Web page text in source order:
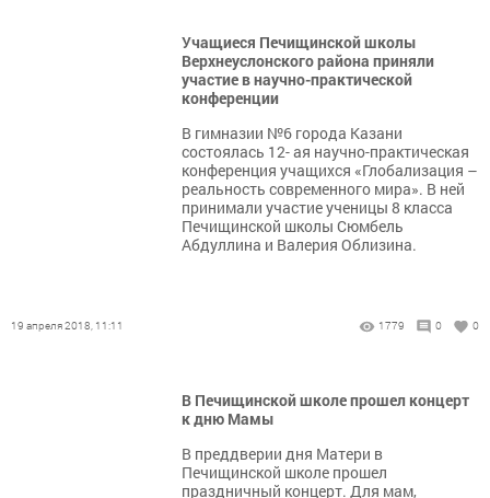
Учащиеся Печищинской школы
Верхнеуслонского района приняли
участие в научно-практической
конференции
В гимназии №6 города Казани
состоялась 12- ая научно-практическая
конференция учащихся «Глобализация –
реальность современного мира». В ней
принимали участие ученицы 8 класса
Печищинской школы Сюмбель
Абдуллина и Валерия Облизина.
19 апреля 2018, 11:11 1779 0 0
В Печищинской школе прошел концерт
к дню Мамы
В преддверии дня Матери в
Печищинской школе прошел
праздничный концерт. Для мам,